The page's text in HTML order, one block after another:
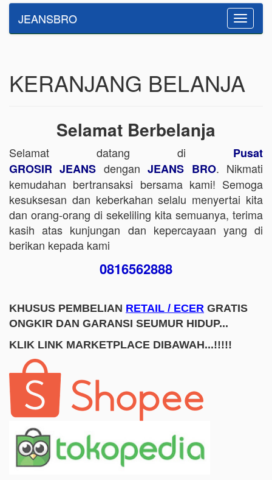
Toggle
JEANSBRO
KERANJANG BELANJA
Selamat Berbelanja
Selamat datang di Pusat
GROSIR JEANS denganJEANS BRO. Nikmati
kemudahan bertransaksi bersama kami! Semoga
kesuksesan dan keberkahan selalu menyertai kita
dan orang-orang di sekeliling kita semuanya, terima
kasih atas kunjungan dan kepercayaan yang di
berikan kepada kami
0816562888
KHUSUS PEMBELIAN RETAIL / ECER GRATIS
ONGKIR DAN GARANSI SEUMUR HIDUP...
KLIK LINK MARKETPLACE DIBAWAH...!!!!!